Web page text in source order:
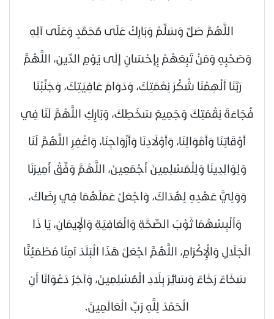
اللَّهُمَّ صَلِّ وَسَلِّمْ وَبَارِكْ عَلَى مُحَمَّدٍ وَعَلَى آلِهِ
وَصَحْبِهِ وَمَنْ تَبِعَهُمْ بِإِحْسَانٍ إِلَى يَوْمِ الدِّينِ، اللَّهُمَّ
رَبَّنَا أَلْهِمْنَا شُكْرَ نِعْمَتِكَ، وَدَوَامَ عَافِيَتِكَ، وَجَنِّبْنَا
فُجَاءَةَ نِقْمَتِكَ وَجَمِيعَ سَخَطِكَ، وَبَارِكِ اللَّهُمَّ لَنَا فِي
أَوْقَاتِنَا وَأَمْوَالِنَا، وَأَوْلَادِنَا وَأَزْوَاجِنَا، وَاغْفِرِ اللَّهُمَّ لَنَا
وَلِوَالِدِينَا وَلِلْمُسْلِمِينَ أَجْمَعِينَ، اللَّهُمَّ وَفِّقْ أَمِيرَنَا
وَوَلِيَّ عَهْدِهِ لِهُدَاكَ، وَاجْعَلْ عَمَلَهُمَا فِي رِضَاكَ،
وَأَلْبِسْهُمَا ثَوْبَ الصِّحَّةِ وَالْعَافِيَةِ وَالْإِيمَانِ، يَا ذَا
الْجَلَالِ وَالْإِكْرَامِ، اللَّهُمَّ اجْعَلْ هَذَا الْبَلَدَ آمِنًا مُطْمَئِنًّا
سَخَاءً رَخَاءً وَسَائِرَ بِلَادِ الْمُسْلِمِينَ، وَآخِرُ دَعْوَانَا أَنِ
الْحَمْدُ لِلَّهِ رَبِّ الْعَالَمِينَ.